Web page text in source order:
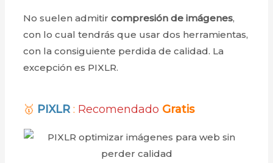
No suelen admitircompresión de imágenes,
con lo cual tendrás que usar dos herramientas,
con la consiguiente perdida de calidad. La
excepción es PIXLR.
🥇 PIXLR : Recomendado Gratis